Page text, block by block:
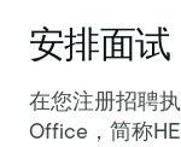
安排面试
在您注册招聘
Office，简称